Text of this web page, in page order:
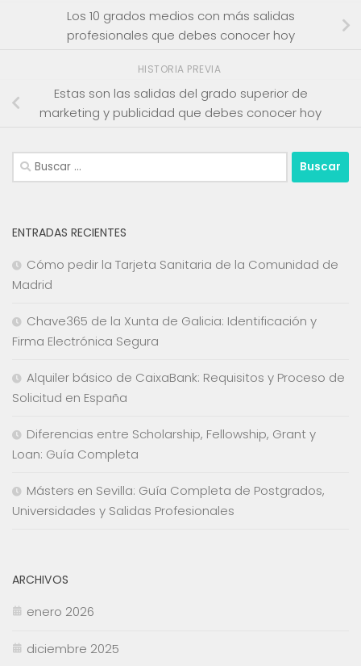
Los 10 grados medios con más salidas
profesionales que debes conocer hoy
HISTORIA PREVIA
Estas son las salidas del grado superior de
marketing y publicidad que debes conocer hoy
Buscar:
ENTRADAS RECIENTES
Cómo pedir la Tarjeta Sanitaria de la Comunidad de
Madrid
Chave365 de la Xunta de Galicia: Identificación y
Firma Electrónica Segura
Alquiler básico de CaixaBank: Requisitos y Proceso de
Solicitud en España
Diferencias entre Scholarship, Fellowship, Grant y
Loan: Guía Completa
Másters en Sevilla: Guía Completa de Postgrados,
Universidades y Salidas Profesionales
ARCHIVOS
enero 2026
diciembre 2025